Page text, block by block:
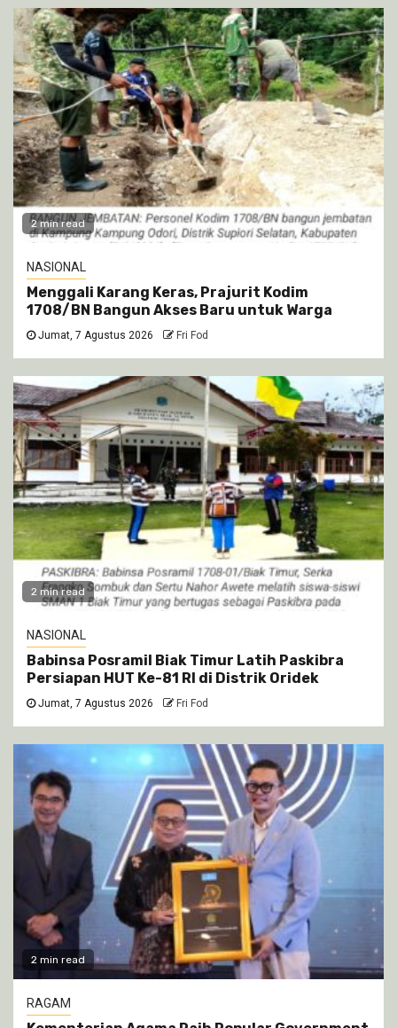
2 min read
NASIONAL
Menggali Karang Keras, Prajurit Kodim
1708/BN Bangun Akses Baru untuk Warga
Jumat, 7 Agustus 2026 Fri Fod
2 min read
NASIONAL
Babinsa Posramil Biak Timur Latih Paskibra
Persiapan HUT Ke-81 RI di Distrik Oridek
Jumat, 7 Agustus 2026 Fri Fod
2 min read
RAGAM